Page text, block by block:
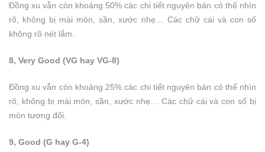
Đồng xu vẫn còn khoảng 50% các chi tiết nguyên bản có thể nhìn
rõ, không bị mài mòn, sần, xước nhẹ… Các chữ cái và con số
không rõ nét lắm.
8, Very Good (VG hay VG-8)
Đồng xu vẫn còn khoảng 25% các chi tiết nguyên bản có thể nhìn
rõ, không bị mài mòn, sần, xước nhẹ… Các chữ cái và con số bị
mòn tương đối.
9, Good (G hay G-4)